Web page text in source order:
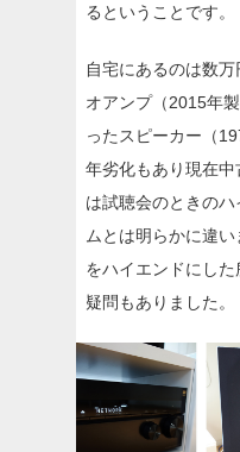
るということです。
自宅にあるのは数
オアンプ（2015年
ったスピーカー（
年劣化もあり現在
は試聴会のときの
ムとは明らかに違
をハイエンドにし
疑問もありました。